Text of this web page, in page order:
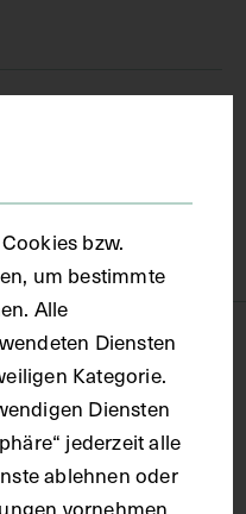
bzw.
um bestimmte
Alle
Diensten
Kategorie.
Diensten
jederzeit alle
ablehnen oder